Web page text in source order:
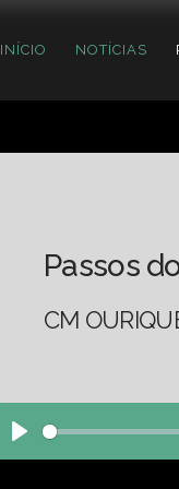
INÍCIO NOTÍCIAS
Passos
CM
Play